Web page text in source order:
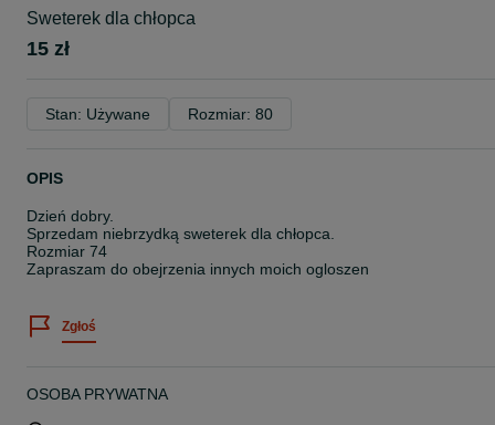
Sweterek dla chłopca
15 zł
Stan: Używane Rozmiar: 80
OPIS
Dzień dobry.
Sprzedam niebrzydką sweterek dla chłopca.
Rozmiar 74
Zapraszam do obejrzenia innych moich ogloszen
Zgłoś
OSOBA PRYWATNA